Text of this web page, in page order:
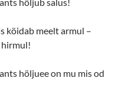
köidab meelt armul –
hirmul!
höljuee on mu mis od